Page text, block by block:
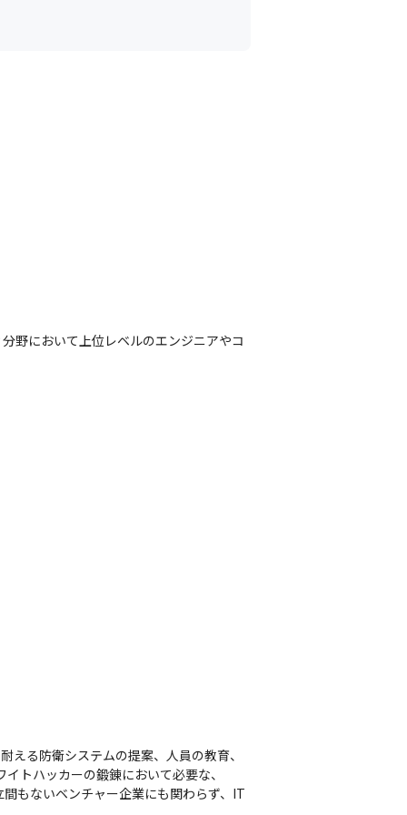
野において上位レベルのエンジニアやコ
える防衛システムの提案、人員の教育、
トハッカーの鍛錬において必要な、
もないベンチャー企業にも関わらず、IT